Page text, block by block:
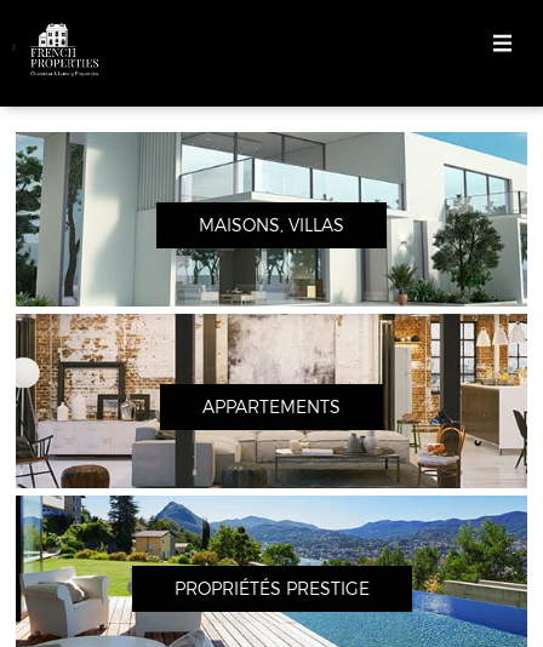
²
MAISONS, VILLAS
APPARTEMENTS
PROPRIÉTÉS PRESTIGE